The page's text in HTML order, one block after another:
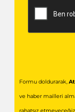
Formu doldurarak,
ve haber mailleri